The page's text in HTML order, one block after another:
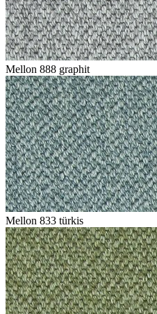
Mellon 888 graphit
Mellon 833 türkis